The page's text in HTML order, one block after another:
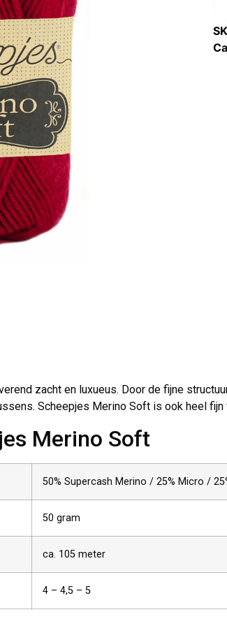
zacht en luxueus. Door de fijne
Scheepjes Merino Soft is ook heel
Merino Soft
50% Supercash Merino / 25% Micro /
50 gram
ca. 105 meter
4 – 4,5 – 5